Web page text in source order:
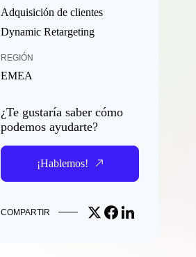
Adquisición de clientes
Dynamic Retargeting
REGIÓN
EMEA
¿Te gustaría saber cómo
podemos ayudarte?
¡Hablemos!
COMPARTIR Share on X
Share on Facebook
Share on LinkedIn